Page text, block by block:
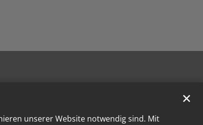
unserer Website notwendig sind. Mit
✕